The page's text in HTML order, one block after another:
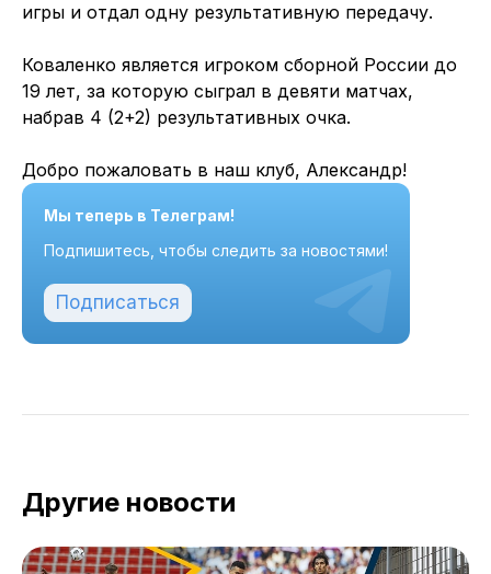
игры и отдал одну результативную передачу.
Коваленко является игроком сборной России до
19 лет, за которую сыграл в девяти матчах,
набрав 4 (2+2) результативных очка.
Добро пожаловать в наш клуб, Александр!
Мы теперь в Телеграм!
Подпишитесь, чтобы следить за новостями!
Подписаться
Другие новости